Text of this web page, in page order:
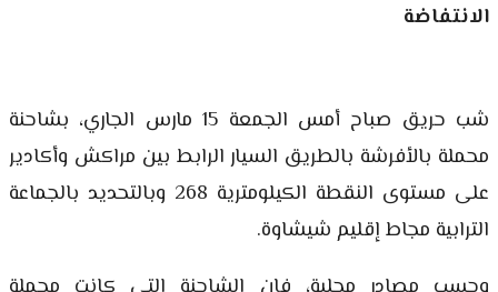
الانتفاضة
شب حريق صباح أمس الجمعة 15 مارس الجاري، بشاحنة
محملة بالأفرشة بالطريق السيار الرابط بين مراكش وأكادير
على مستوى النقطة الكيلومترية 268 وبالتحديد بالجماعة
الترابية مجاط إقليم شيشاوة.